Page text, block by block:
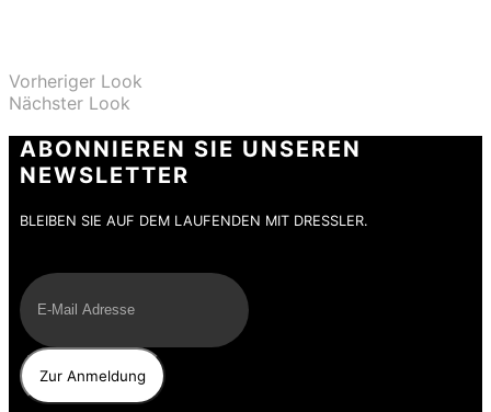
Vorheriger Look
Nächster Look
ABONNIEREN SIE UNSEREN
NEWSLETTER
BLEIBEN SIE AUF DEM LAUFENDEN MIT DRESSLER.